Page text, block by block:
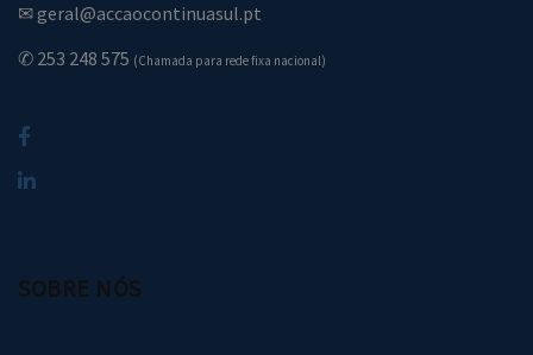
✉ geral@accaocontinuasul.pt
✆ 253 248 575 (Chamada para rede fixa nacional)
SOBRE NÓS